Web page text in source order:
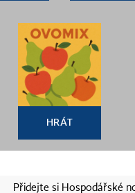
HRÁT
Přidejte si Hospodářské